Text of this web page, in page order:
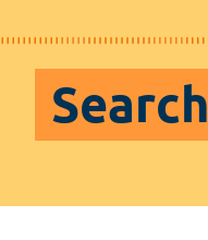
Search